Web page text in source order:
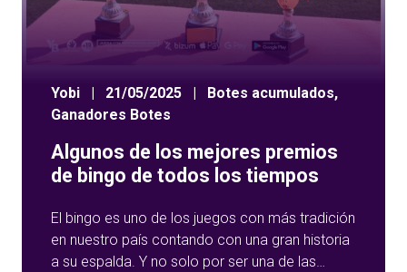
Yobi | 21/05/2025 | Botes acumulados,
Ganadores Botes
Algunos de los mejores premios
de bingo de todos los tiempos
El bingo es uno de los juegos con más tradición
en nuestro país contando con una gran historia
a su espalda. Y no solo por ser una de las